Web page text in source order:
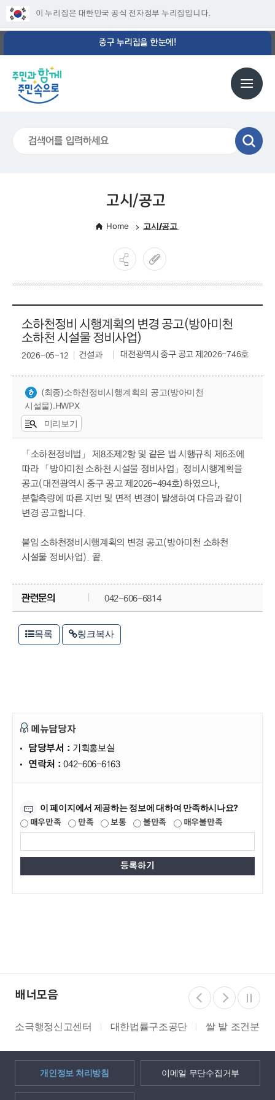
이 누리집은 대한민국 공식 전자정부 누리집입니다.
중구 누리집을 한눈에!
고시/공고
Home 고시/공고
소하천정비 시행계획의 변경 공고(방아미천
소하천 시설물 정비사업)
건설과
2026-05-12 대전광역시 중구 공고 제2026-746호
(최종)소하천정비시행계획의 공고(방아미천
시설물).HWPX
미리보기
「소하천정비법」 제8조제2항 및 같은 법 시행규칙 제6조에
따라 「방아미천 소하천 시설물 정비사업」정비시행계획을
공고(대전광역시 중구 공고 제2026-494호)하였으나,
분할측량에 따른 지번 및 면적 변경이 발생하여 다음과 같이
변경 공고합니다.
붙임 소하천정비시행계획의 변경 공고(방아미천 소하천
시설물 정비사업). 끝.
관련문의 042-606-6814
목록 링크복사
메뉴담당자
담당부서 : 기획홍보실
연락처 :042-606-6163
이 페이지에서 제공하는 정보에 대하여 만족하시나요?
매우만족 만족 보통 불만족 매우불만족
배너모음
소극행정신고센터 대한법률구조공단 쌀 밭 조건분리
개인정보 처리방침 이메일 무단수집거부